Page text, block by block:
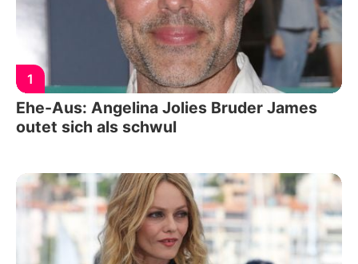
1
Ehe-Aus: Angelina Jolies Bruder James
outet sich als schwul